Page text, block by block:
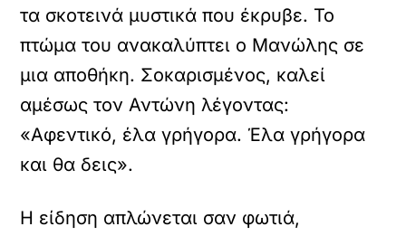
τα σκοτεινά μυστικά που έκρυβε. Το
πτώμα του ανακαλύπτει ο Μανώλης σε
μια αποθήκη. Σοκαρισμένος, καλεί
αμέσως τον Αντώνη λέγοντας:
«Αφεντικό, έλα γρήγορα. Έλα γρήγορα
και θα δεις».
Η είδηση απλώνεται σαν φωτιά,